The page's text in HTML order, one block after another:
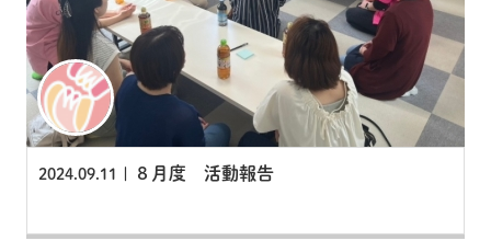
2024.09.11 | ８月度 活動報告